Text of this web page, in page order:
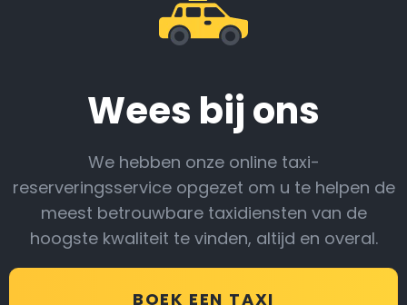
Wees bij ons
We hebben onze online taxi-
reserveringsservice opgezet om u te helpen de
meest betrouwbare taxidiensten van de
hoogste kwaliteit te vinden, altijd en overal.
BOEK EEN TAXI